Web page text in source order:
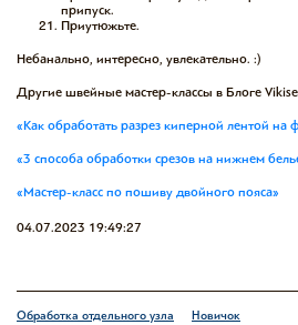
припуск.
Приутюжьте.
Небанально, интересно, увлекательно. :)
Другие швейные мастер-классы в Блоге
«Как обработать разрез киперной лентой на
«3 способа обработки срезов на нижнем
«Мастер-класс по пошиву двойного пояса»
04.07.2023 19:49:27
Обработка отдельного узла Новичок